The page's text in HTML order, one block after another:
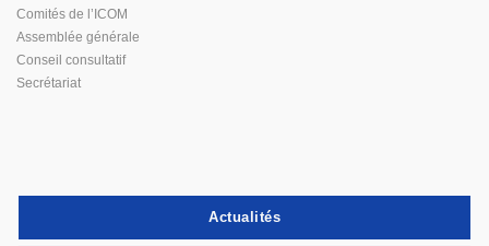
Comités de l’ICOM
Assemblée générale
Conseil consultatif
Secrétariat
Actualités